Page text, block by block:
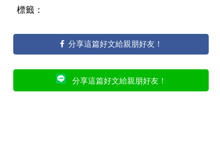
標籤：
分享這篇好文給親朋好友！
分享這篇好文給親朋好友！